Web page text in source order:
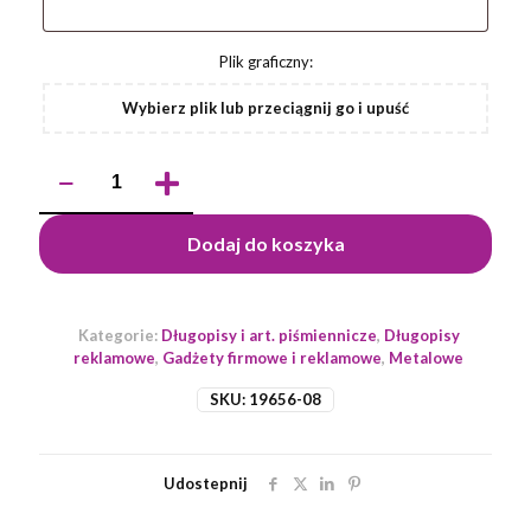
Plik graficzny:
Wybierz plik lub przeciągnij go i upuść
Długopis
touch
NIRO
Dodaj do koszyka
SKU: 19656-08
Kategorie: Długopisy i art. piśmiennicze, Długopisy
reklamowe, Gadżety firmowe i reklamowe, Metalowe
Udostepnij